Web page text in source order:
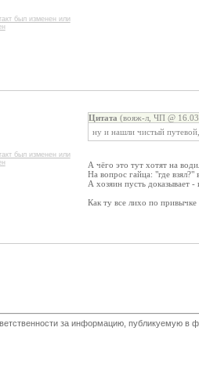
был изменен или
был изменен или
Цитата (вояж-л, ЧП @
ну и нашли чистый
А чёго это тут хотят на
На вопрос гайца: "где взял?"
А хозяин пусть доказывает
Как ту все лихо по привычке
за информацию, публикуемую